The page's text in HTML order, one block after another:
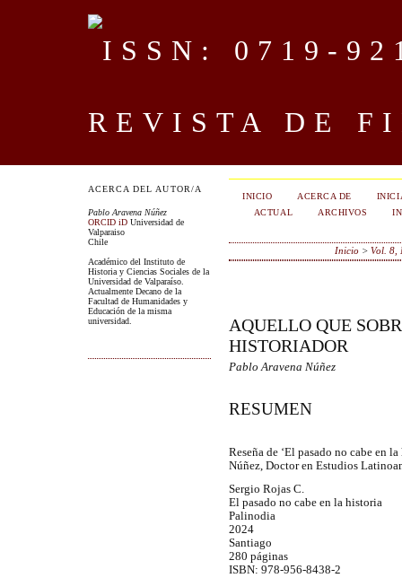
REVISTA DE
ACERCA DEL AUTOR/A
Pablo Aravena Núñez
ORCID iD Universidad de
Valparaiso
Chile
Académico del Instituto de
Historia y Ciencias Sociales de la
Universidad de Valparaíso.
Actualmente Decano de la
Facultad de Humanidades y
Educación de la misma
universidad.
INICIO ACERCA DE
ACTUAL
ARCHIVOS
Inicio> Vol. 8,
AQUELLO QUE
HISTORIADOR
Pablo Aravena Núñez
RESUMEN
Reseña de ‘El pasado no cabe en
Núñez, Doctor en Estudios
Sergio Rojas C.
El pasado no cabe en la historia
Palinodia
2024
Santiago
280 páginas
ISBN: 978-956-8438-2